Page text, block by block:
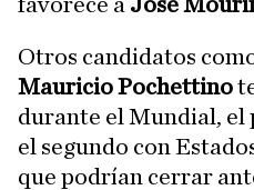
Otros candidatos
Mauricio Pochettino
durante el Mundial, el
el segundo con
que podrían cerrar